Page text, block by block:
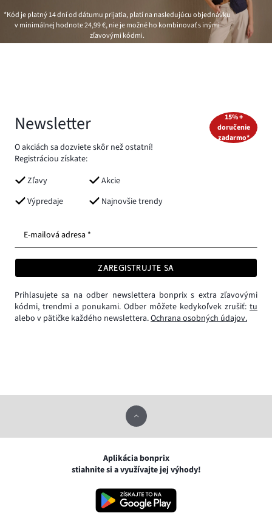
*Kód je platný 14 dní od dátumu prijatia, platí na nasledujúcu objednávku
v minimálnej hodnote24,99 €, nie je možné ho kombinovať s inými
zľavovými kódmi.
Newsletter
O akciách sa dozviete skôr než ostatní!
Registráciou získate:
Zľavy
Akcie
Výpredaje
Najnovšie trendy
15% +
doručenie
zadarmo*
E-mailová adresa *
ZAREGISTRUJTE SA
Prihlasujete sa na odber newslettera bonprix s extra zľavovými
kódmi, trendmi a ponukami. Odber môžete kedykoľvek zrušiť: tu
alebo v pätičke každého newslettera.Ochrana osobných údajov.
Aplikácia bonprix
stiahnite si a využívajte jej výhody!